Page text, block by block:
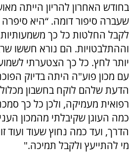
בחודש האחרון להריון הייתה
שעברה סיפור דומה. “היא
לקבל החלטות כל כך
וההתלבטויות. הם נורא חששו
יותר לחץ. כל כך הצטערתי
עם מכון פוע"ה היתה בדיוק
הדעת שלהם לוקח בחשבון
רפואית מעמיקה, ולכן כל כך
כמה העוגן שקיבלתי מהמכון
הדרך, ועד כמה נחוץ שעוד ועוד
מי להתייעץ ולקבל תמיכה."